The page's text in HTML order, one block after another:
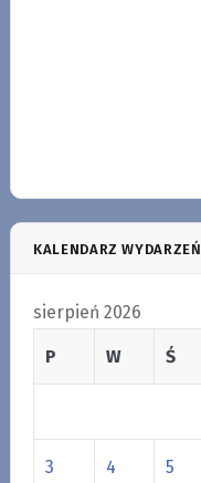
KALENDARZ WYDARZEŃ
sierpień 2026
P W Ś
3 4 5